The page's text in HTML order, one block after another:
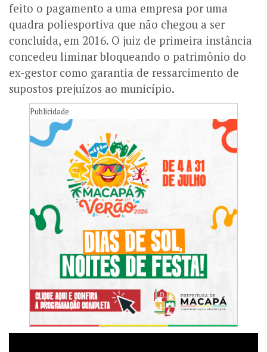
feito o pagamento a uma empresa por uma
quadra poliesportiva que não chegou a ser
concluída, em 2016. O juiz de primeira instância
concedeu liminar bloqueando o patrimônio do
ex-gestor como garantia de ressarcimento de
supostos prejuízos ao município.
Publicidade